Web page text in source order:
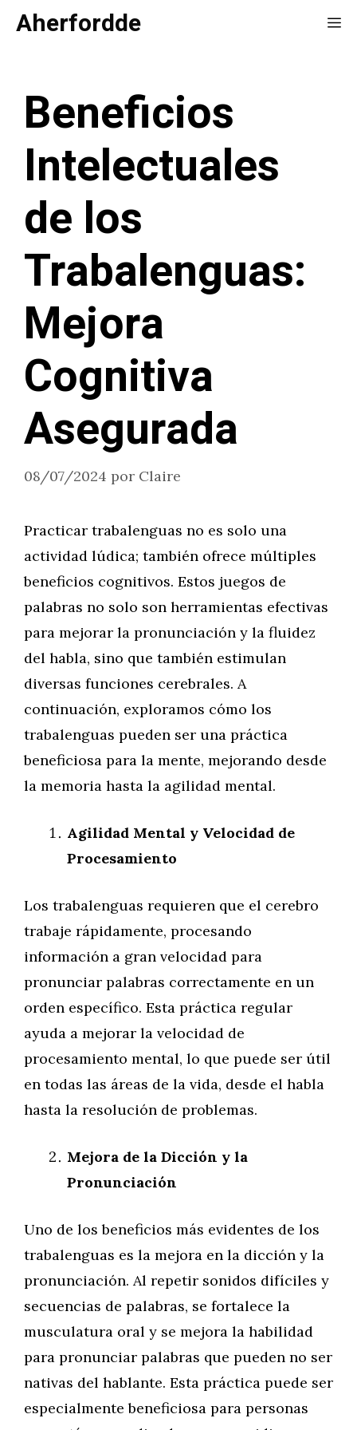
Saltar
Aherfordde
Beneficios
Intelectuales
de los
Trabalenguas:
Mejora
Cognitiva
Asegurada
08/07/2024 por Claire
Practicar trabalenguas no es solo una
actividad lúdica; también ofrece múltiples
beneficios cognitivos. Estos juegos de
palabras no solo son herramientas efectivas
para mejorar la pronunciación y la fluidez
del habla, sino que también estimulan
diversas funciones cerebrales. A
continuación, exploramos cómo los
trabalenguas pueden ser una práctica
beneficiosa para la mente, mejorando desde
la memoria hasta la agilidad mental.
Agilidad Mental y Velocidad de
Procesamiento
Los trabalenguas requieren que el cerebro
trabaje rápidamente, procesando
información a gran velocidad para
pronunciar palabras correctamente en un
orden específico. Esta práctica regular
ayuda a mejorar la velocidad de
procesamiento mental, lo que puede ser útil
en todas las áreas de la vida, desde el habla
hasta la resolución de problemas.
Mejora de la Dicción y la
Pronunciación
Uno de los beneficios más evidentes de los
trabalenguas es la mejora en la dicción y la
pronunciación. Al repetir sonidos difíciles y
secuencias de palabras, se fortalece la
musculatura oral y se mejora la habilidad
para pronunciar palabras que pueden no ser
nativas del hablante. Esta práctica puede ser
especialmente beneficiosa para personas